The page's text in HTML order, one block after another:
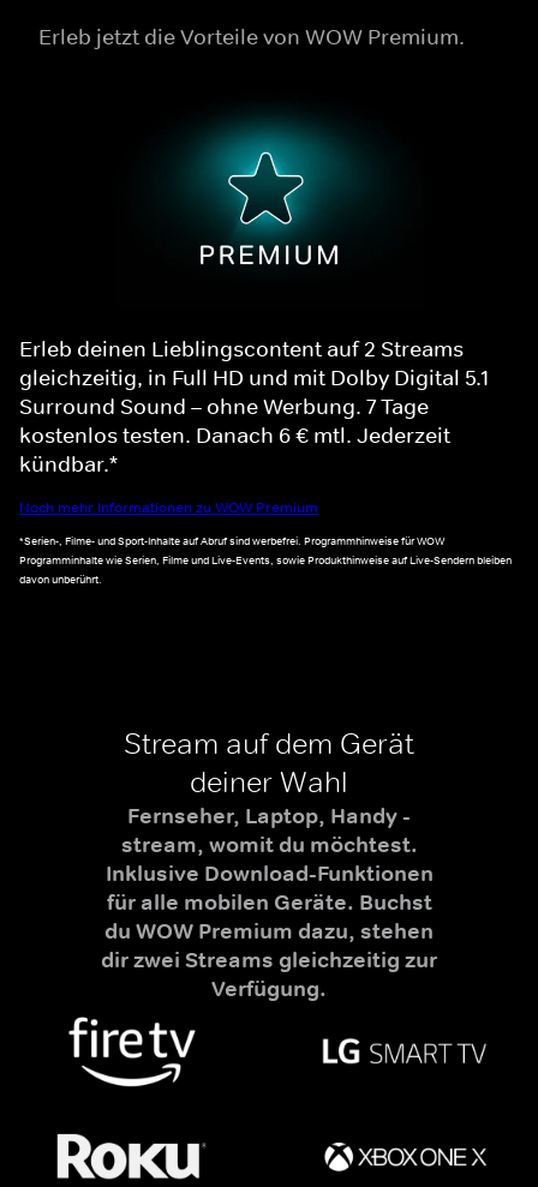
Erleb jetzt die Vorteile von WOW Premium.
Erleb deinen Lieblingscontent auf 2 Streams
gleichzeitig, in Full HD und mit Dolby Digital 5.1
Surround Sound – ohne Werbung. 7 Tage
kostenlos testen. Danach 6 € mtl. Jederzeit
kündbar.*
Noch mehr Informationen zu WOW Premium
*Serien-, Filme- und Sport-Inhalte auf Abruf sind werbefrei. Programmhinweise für WOW
Programminhalte wie Serien, Filme und Live-Events, sowie Produkthinweise auf Live-Sendern bleiben
davon unberührt.
Stream auf dem Gerät
deiner Wahl
Fernseher, Laptop, Handy -
stream, womit du möchtest.
Inklusive Download-Funktionen
für alle mobilen Geräte. Buchst
du WOW Premium dazu, stehen
dir zwei Streams gleichzeitig zur
Verfügung.